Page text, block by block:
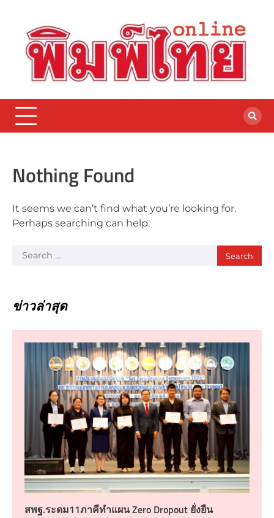
content
Nothing Found
It seems we can’t find what you’re looking for.
Perhaps searching can help.
Search
ข่าวล่าสุด
สพฐ.ระดม11ภาคีทำแผน Zero Dropout ยั่งยืน